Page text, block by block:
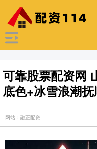
可靠股票配资网
底色+冰雪浪潮
网站：融正配资